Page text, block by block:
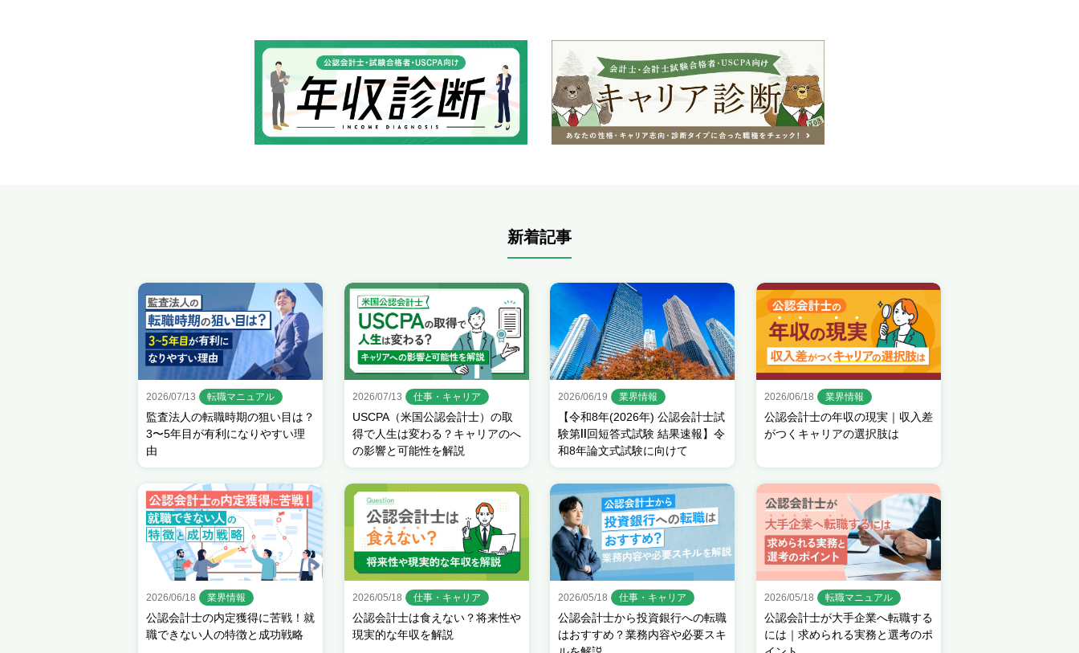
新着記事
2026/07/13 転職マニュアル
監査法人の転職時期の狙い目は？
3〜5年目が有利になりやすい理
由
2026/07/13 仕事・キャリア
USCPA（米国公認会計士）の取
得で人生は変わる？キャリアのへ
の影響と可能性を解説
2026/06/19 業界情報
【令和8年(2026年) 公認会計士試
験第Ⅱ回短答式試験 結果速報】令
和8年論文式試験に向けて
2026/06/18 業界情報
公認会計士の年収の現実｜収入差
がつくキャリアの選択肢は
2026/06/18 業界情報
公認会計士の内定獲得に苦戦！就
職できない人の特徴と成功戦略
2026/05/18 仕事・キャリア
公認会計士は食えない？将来性や
現実的な年収を解説
2026/05/18 仕事・キャリア
公認会計士から投資銀行への転職
はおすすめ？業務内容や必要スキ
2026/05/18 転職マニュアル
公認会計士が大手企業へ転職する
には｜求められる実務と選考のポ